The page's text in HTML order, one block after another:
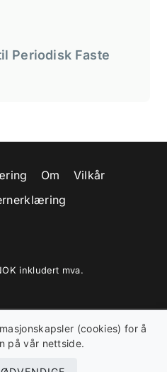
Periodisk Faste
Om
Vilkår
inkludert mva.
(cookies) for å
på vår nettside.